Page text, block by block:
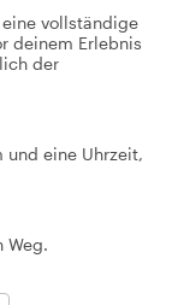
vollständige
deinem Erlebnis
der
und eine Uhrzeit,
Weg.